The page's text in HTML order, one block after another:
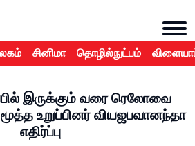
சினிமா தொழில்நுட்பம்
இருக்கும் வரை ரெலோவை
உறுப்பினர் வியஜபவானந்தா
எதிர்ப்பு